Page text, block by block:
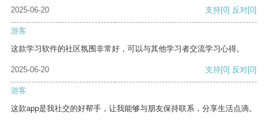
2025-06-20 支持[0] 反对[0]
游客
这款学习软件的社区氛围非常好，可以与其他学习者交流学习心得。
2025-06-20 支持[0] 反对[0]
游客
这款app是我社交的好帮手，让我能够与朋友保持联系，分享生活点滴。